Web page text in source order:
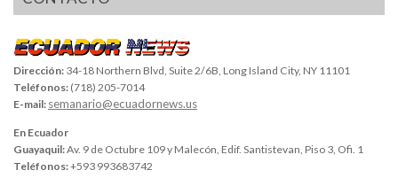
Dirección: 34-18 Northern Blvd, Suite 2/6B, Long Island City, NY 11101
Teléfonos: (718) 205-7014
E-mail: semanario@ecuadornews.us
En Ecuador
Guayaquil:Av. 9 de Octubre 109 y Malecón, Edif. Santistevan, Piso 3, Ofi. 1
Teléfonos:+593 993683742